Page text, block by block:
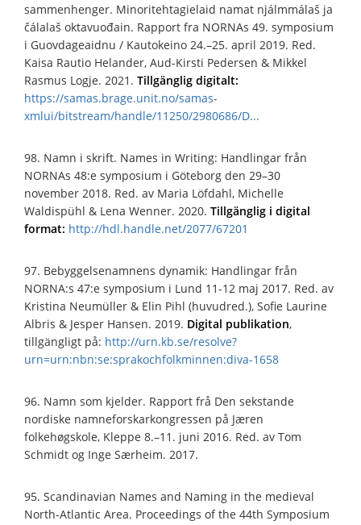
sammenhenger. Minoritehtagielaid namat njálmmálaš ja
čálalaš oktavuođain. Rapport fra NORNAs 49. symposium
i Guovdageaidnu / Kautokeino 24.–25. april 2019. Red.
Kaisa Rautio Helander, Aud-Kirsti Pedersen & Mikkel
Rasmus Logje. 2021. Tillgänglig digitalt:
https://samas.brage.unit.no/samas-
xmlui/bitstream/handle/11250/2980686/D...
98. Namn i skrift. Names in Writing: Handlingar från
NORNAs 48:e symposium i Göteborg den 29–30
november 2018. Red. av Maria Löfdahl, Michelle
Waldispühl & Lena Wenner. 2020. Tillgänglig i digital
format: http://hdl.handle.net/2077/67201
97. Bebyggelsenamnens dynamik: Handlingar från
NORNA:s 47:e symposium i Lund 11-12 maj 2017. Red. av
Kristina Neumüller & Elin Pihl (huvudred.), Sofie Laurine
Albris & Jesper Hansen. 2019. Digital publikation,
tillgängligt på: http://urn.kb.se/resolve?
urn=urn:nbn:se:sprakochfolkminnen:diva-1658
96. Namn som kjelder. Rapport frå Den sekstande
nordiske namneforskarkongressen på Jæren
folkehøgskole, Kleppe 8.–11. juni 2016. Red. av Tom
Schmidt og Inge Særheim. 2017.
95. Scandinavian Names and Naming in the medieval
North-Atlantic Area. Proceedings of the 44th Symposium